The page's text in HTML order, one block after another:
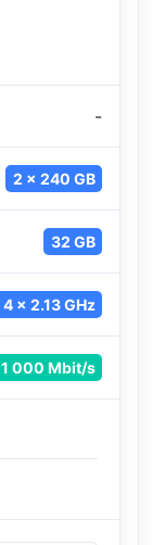
-
2 x 240 GB
32 GB
4 x 2.13 GHz
1 000 Mbit/s